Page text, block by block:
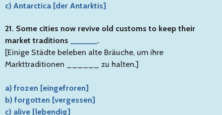
c) Antarctica [der Antarktis]
21. Some cities now revive old customs to keep their
market traditions
.
[Einige Städte beleben alte Bräuche, um ihre
Markttraditionen ______ zu halten.]
a) frozen [eingefroren]
b) forgotten [vergessen]
c) alive [lebendig]